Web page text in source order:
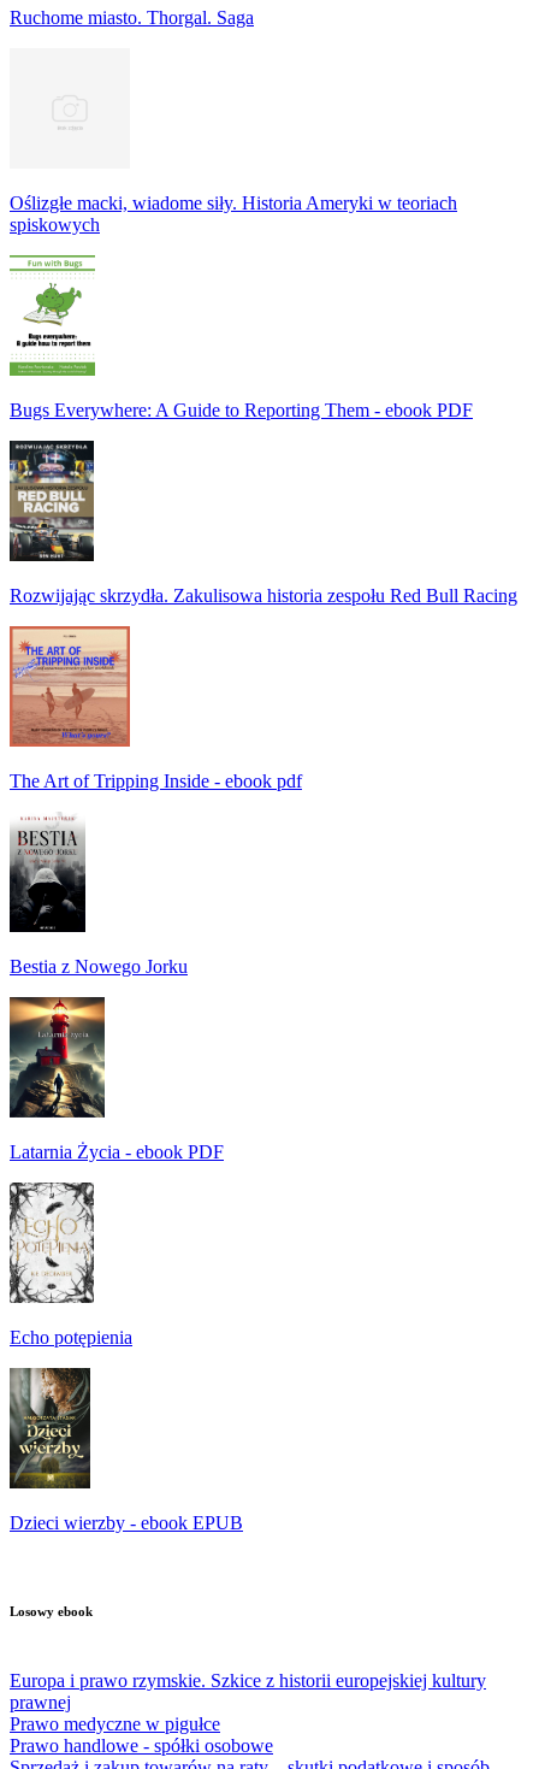
Ruchome miasto. Thorgal. Saga
Oślizgłe macki, wiadome siły. Historia Ameryki w teoriach
spiskowych
Bugs Everywhere: A Guide to Reporting Them - ebook PDF
Rozwijając skrzydła. Zakulisowa historia zespołu Red Bull Racing
The Art of Tripping Inside - ebook pdf
Bestia z Nowego Jorku
Latarnia Życia - ebook PDF
Echo potępienia
Dzieci wierzby - ebook EPUB
Losowy ebook
Europa i prawo rzymskie. Szkice z historii europejskiej kultury
prawnej
Prawo medyczne w pigułce
Prawo handlowe - spółki osobowe